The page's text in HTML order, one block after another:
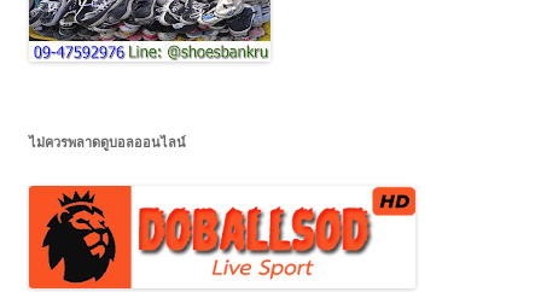
ไม่ควรพลาดดูบอลออนไลน์